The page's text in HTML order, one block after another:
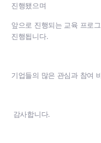
진행됐으며
앞으로 진행되는 교육 프로
진행됩니다.
기업들의 많은 관심과 참여
감사합니다.